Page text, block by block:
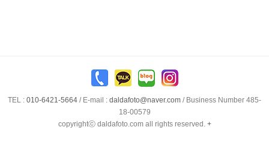
TEL : 010-6421-5664 / E-mail : daldafoto@naver.com / Business Number 485-
18-00579
copyrightⓒ daldafoto.com all rights reserved. +